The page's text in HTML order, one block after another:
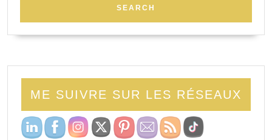
ME SUIVRE SUR LES RÉSEAUX